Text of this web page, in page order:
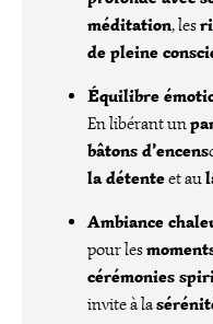
méditation, les
de pleine
Équilibre
En libérant un
bâtons d’encens
la détenteet au
Ambiance
pour les
cérémonies
invite à la